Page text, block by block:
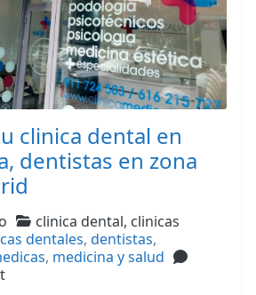
clinica dental en
dentistas en zona
Categories
clinica dental, clinicas
dentales, dentistas,
, medicina y salud